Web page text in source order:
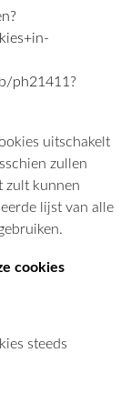
ph21411?
uitschakelt
zullen
zult kunnen
lijst van alle
cookies
steeds